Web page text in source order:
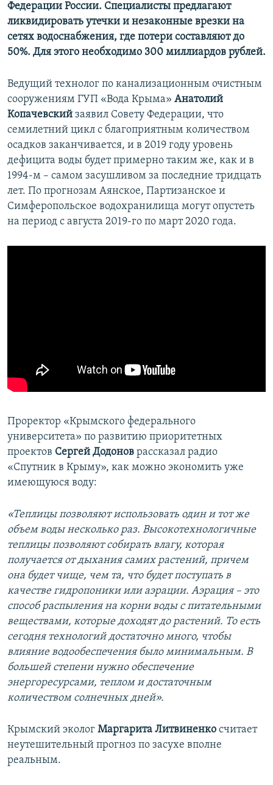
Федерации России. Специалисты предлагают
ликвидировать утечки и незаконные врезки на
сетях водоснабжения, где потери составляют до
50%. Для этого необходимо 300 миллиардов рублей.
Ведущий технолог по канализационным очистным
сооружениям ГУП «Вода Крыма» Анатолий
Копачевский заявил Совету Федерации, что
семилетний цикл с благоприятным количеством
осадков заканчивается, и в 2019 году уровень
дефицита воды будет примерно таким же, как и в
1994-м – самом засушливом за последние тридцать
лет. По прогнозам Аянское, Партизанское и
Симферопольское водохранилища могут опустеть
на период с августа 2019-го по март 2020 года.
Проректор «Крымского федерального
университета» по развитию приоритетных
проектов Сергей Додонов рассказал радио
«Спутник в Крыму», как можно экономить уже
имеющуюся воду:
«Теплицы позволяют использовать один и тот же
объем воды несколько раз. Высокотехнологичные
теплицы позволяют собирать влагу, которая
получается от дыхания самих растений, причем
она будет чище, чем та, что будет поступать в
качестве гидропоники или аэрации. Аэрация – это
способ распыления на корни воды с питательными
веществами, которые доходят до растений. То есть
сегодня технологий достаточно много, чтобы
влияние водообеспечения было минимальным. В
большей степени нужно обеспечение
энергоресурсами, теплом и достаточным
количеством солнечных дней».
Крымский эколог Маргарита Литвиненко считает
неутешительный прогноз по засухе вполне
реальным.